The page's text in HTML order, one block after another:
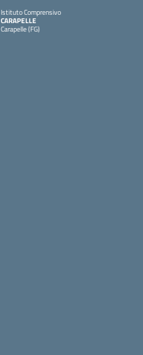
Istituto Comprensivo
CARAPELLE
Carapelle (FG)
— Visita la pagina iniziale della scuola